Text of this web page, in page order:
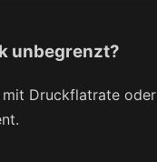
unbegrenzt?
mit Druckflatrate oder